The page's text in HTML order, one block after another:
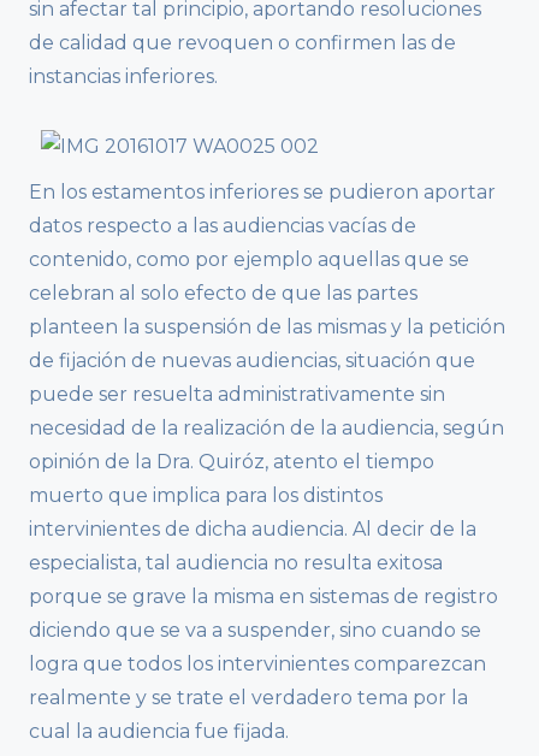
sin afectar tal principio, aportando resoluciones
de calidad que revoquen o confirmen las de
instancias inferiores.
En los estamentos inferiores se pudieron aportar
datos respecto a las audiencias vacías de
contenido, como por ejemplo aquellas que se
celebran al solo efecto de que las partes
planteen la suspensión de las mismas y la petición
de fijación de nuevas audiencias, situación que
puede ser resuelta administrativamente sin
necesidad de la realización de la audiencia, según
opinión de la Dra. Quiróz, atento el tiempo
muerto que implica para los distintos
intervinientes de dicha audiencia. Al decir de la
especialista, tal audiencia no resulta exitosa
porque se grave la misma en sistemas de registro
diciendo que se va a suspender, sino cuando se
logra que todos los intervinientes comparezcan
realmente y se trate el verdadero tema por la
cual la audiencia fue fijada.